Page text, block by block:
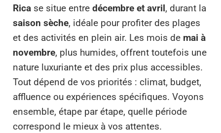
Rica se situe entre décembre et avril, durant la
saison sèche, idéale pour profiter des plages
et des activités en plein air. Les mois de mai à
novembre, plus humides, offrent toutefois une
nature luxuriante et des prix plus accessibles.
Tout dépend de vos priorités : climat, budget,
affluence ou expériences spécifiques. Voyons
ensemble, étape par étape, quelle période
correspond le mieux à vos attentes.